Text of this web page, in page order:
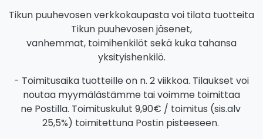
Tikun puuhevosen verkkokaupasta voi tilata tuotteita
Tikun puuhevosen jäsenet,
vanhemmat, toimihenkilöt sekä kuka tahansa
yksityishenkilö.
- Toimitusaika tuotteille on n. 2 viikkoa. Tilaukset voi
noutaa myymälästämme tai voimme toimittaa
ne Postilla. Toimituskulut 9,90€ / toimitus (sis.alv
25,5%) toimitettuna Postin pisteeseen.